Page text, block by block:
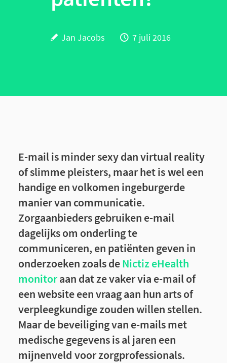
Jan Jacobs 7 juli 2016
E-mail is minder sexy dan virtual reality
of slimme pleisters, maar het iswel een
handige en volkomen ingeburgerde
manier van communicatie.
Zorgaanbieders gebruiken e-mail
dagelijks om onderling te
communiceren, en patiënten geven in
onderzoeken zoals deNictiz eHealth
monitoraan dat ze vaker via e-mail of
een website een vraag aan hun arts of
verpleegkundige zouden willen stellen.
Maar de beveiliging van e-mails met
medische gegevens is al jaren een
mijnenveld voor zorgprofessionals.